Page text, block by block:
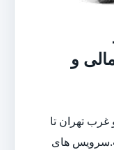
و
تهران تا
های